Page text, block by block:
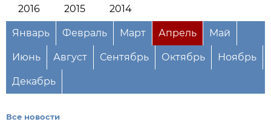
2016 2015 2014
Январь Февраль Март Апрель Май
Июнь Август Сентябрь Октябрь Ноябрь
Декабрь
Все новости